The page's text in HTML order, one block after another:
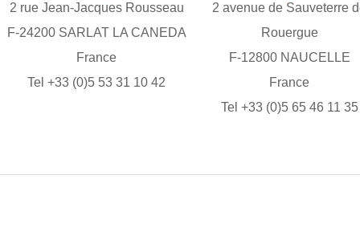
2 rue Jean-Jacques Rousseau
F-24200 SARLAT LA CANEDA
France
Tel +33 (0)5 53 31 10 42
2 avenue de Sauveterre
Rouergue
F-12800 NAUCELLE
France
Tel +33 (0)5 65 46 11 35